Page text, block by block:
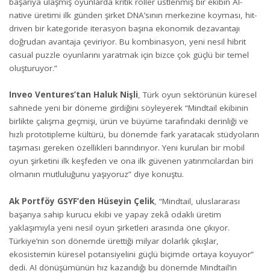
native üretimi ilk günden şirket DNA’sının merkezine koyması, hit-
driven bir kategoride iterasyon başına ekonomik dezavantajı
doğrudan avantaja çeviriyor. Bu kombinasyon, yeni nesil hibrit
casual puzzle oyunlarını yaratmak için bizce çok güçlü bir temel
oluşturuyor.”
Inveo Ventures’tan Haluk Nişli, Türk oyun sektörünün küresel
sahnede yeni bir döneme girdiğini söyleyerek “Mindtail ekibinin
birlikte çalışma geçmişi, ürün ve büyüme tarafındaki derinliği ve
hızlı prototipleme kültürü, bu dönemde fark yaratacak stüdyoların
taşıması gereken özellikleri barındırıyor. Yeni kurulan bir mobil
oyun şirketini ilk keşfeden ve ona ilk güvenen yatırımcılardan biri
olmanın mutluluğunu yaşıyoruz” diye konuştu.
Ak Portföy GSYF’den Hüseyin Çelik, “Mindtail, uluslararası
başarıya sahip kurucu ekibi ve yapay zekâ odaklı üretim
yaklaşımıyla yeni nesil oyun şirketleri arasında öne çıkıyor.
Türkiye’nin son dönemde ürettiği milyar dolarlık çıkışlar,
ekosistemin küresel potansiyelini güçlü biçimde ortaya koyuyor”
dedi. AI dönüşümünün hız kazandığı bu dönemde Mindtail’in